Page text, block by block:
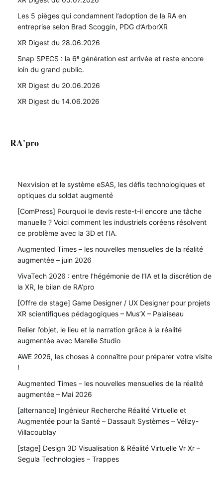
Les 5 pièges qui condamnent l’adoption de la RA en
entreprise selon Brad Scoggin, PDG d’ArborXR
XR Digest du 28.06.2026
Snap SPECS : la 6ᵉ génération est arrivée et reste encore
loin du grand public.
XR Digest du 20.06.2026
XR Digest du 14.06.2026
RA'pro
Nexvision et le système eSAS, les défis technologiques et
optiques du soldat augmenté
[ComPress] Pourquoi le devis reste-t-il encore une tâche
manuelle ? Voici comment les industriels coréens résolvent
ce problème avec la 3D et l’IA.
Augmented Times – les nouvelles mensuelles de la réalité
augmentée – juin 2026
VivaTech 2026 : entre l’hégémonie de l’IA et la discrétion de
la XR, le bilan de RA’pro
[Offre de stage] Game Designer / UX Designer pour projets
XR scientifiques pédagogiques – Mus’X – Palaiseau
Relier l’objet, le lieu et la narration grâce à la réalité
augmentée avec Marelle Studio
AWE 2026, les choses à connaître pour préparer votre visite
!
Augmented Times – les nouvelles mensuelles de la réalité
augmentée – Mai 2026
[alternance] Ingénieur Recherche Réalité Virtuelle et
Augmentée pour la Santé – Dassault Systèmes – Vélizy-
Villacoublay
[stage] Design 3D Visualisation & Réalité Virtuelle Vr Xr –
Segula Technologies – Trappes